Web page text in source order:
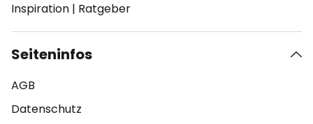
Inspiration | Ratgeber
Seiteninfos
AGB
Datenschutz